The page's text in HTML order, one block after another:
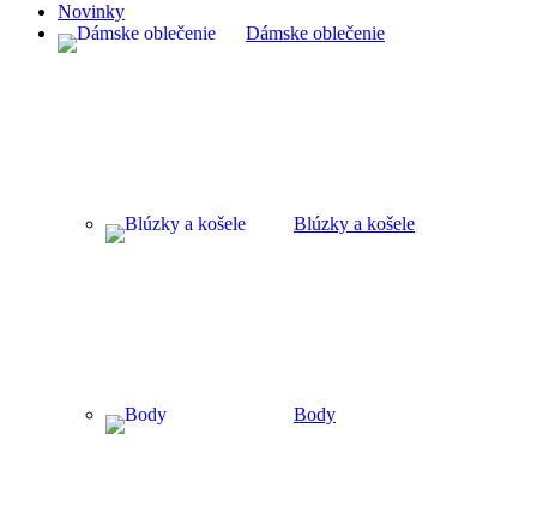
Novinky
Dámske oblečenie
Blúzky a košele
Body